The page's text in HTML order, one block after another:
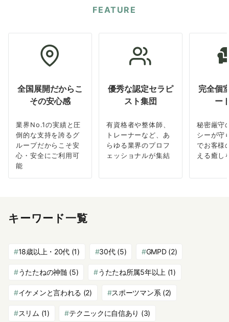
FEATURE
全国展開だからこ
その安心感
業界No.1の実績と圧
倒的な支持を誇るグ
ループだからこそ安
心・安全にご利用可
能
優秀な認定セラピ
スト集団
有資格者や整体師、
トレーナーなど、あ
らゆる業界のプロフ
ェッショナルが集結
完全個
ー
秘密厳守
シーが守
でお客様
える癒し
キーワード一覧
18歳以上・20代 (1) 30代(5) GMPD(2)
うたたねの神髄 (5) うたたね所属5年以上 (1)
イケメンと言われる (2) スポーツマン系 (2)
スリム (1) テクニックに自信あり (3)